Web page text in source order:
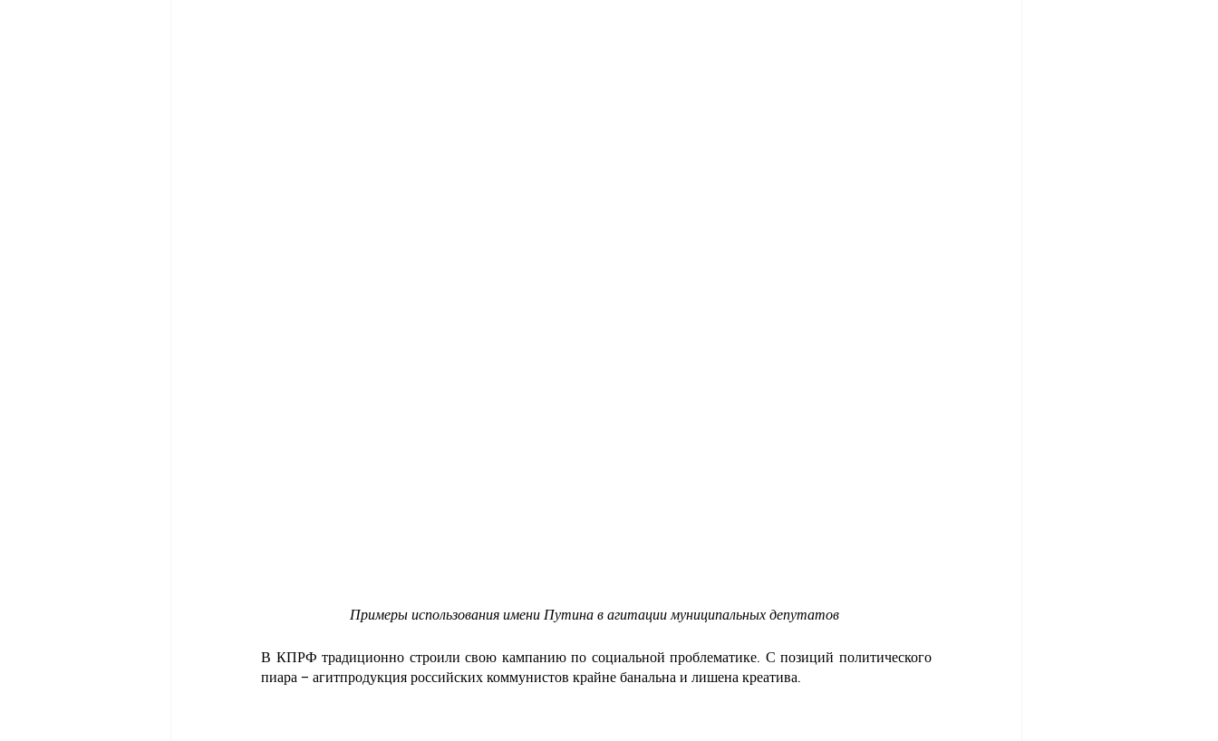
Примеры использования имени Путина в агитации муниципальных депутатов
В КПРФ традиционно строили свою кампанию по социальной проблематике. С позиций политического
пиара – агитпродукция российских коммунистов крайне банальна и лишена креатива.